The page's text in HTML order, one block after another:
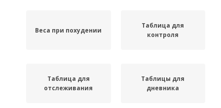
Веса при похудении
Таблица для
контроля
Таблица для
отслеживания
Таблицы для
дневника